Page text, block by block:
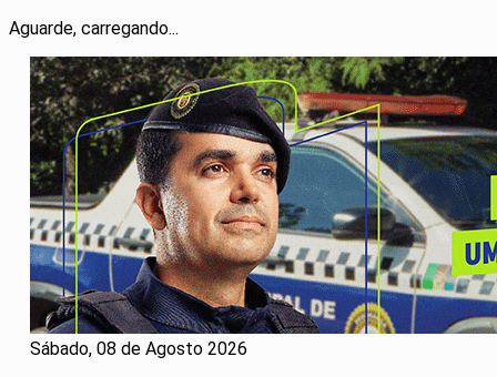
Aguarde, carregando...
Sábado, 08 de Agosto 2026